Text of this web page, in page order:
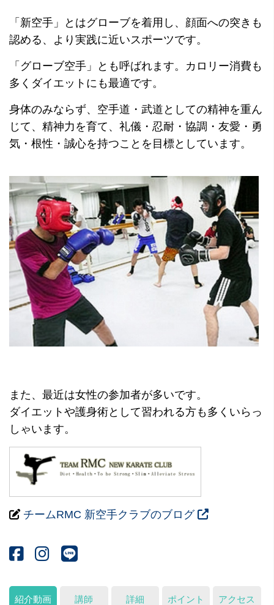
「新空手」とはグローブを着用し、顔面への突きも
認める、より実践に近いスポーツです。
「グローブ空手」とも呼ばれます。カロリー消費も
多くダイエットにも最適です。
身体のみならず、空手道・武道としての精神を重ん
じて、精神力を育て、礼儀・忍耐・協調・友愛・勇
気・根性・誠心を持つことを目標としています。
また、最近は女性の参加者が多いです。
ダイエットや護身術として習われる方も多くいらっ
しゃいます。
チームRMC 新空手クラブのブログ
紹介動画 講師 詳細 ポイント アクセス